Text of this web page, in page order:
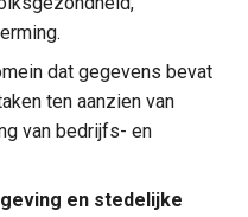
dat gegevens bevat
ten aanzien van
van bedrijfs- en
en stedelijke